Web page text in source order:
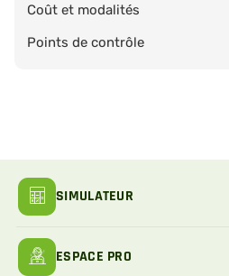
Coût et modalités
Points de contrôle
SIMULATEUR
ESPACE PRO